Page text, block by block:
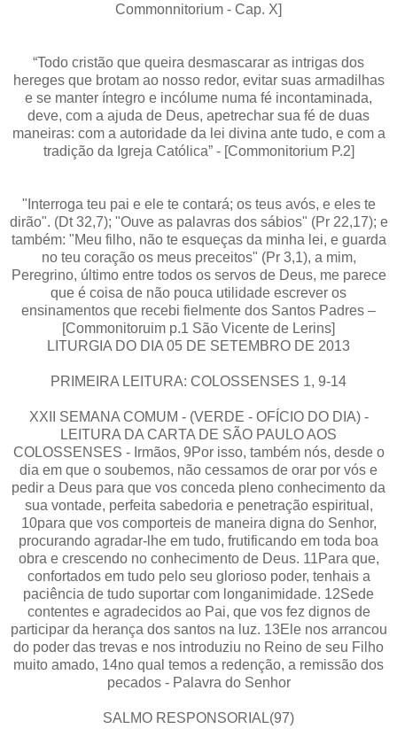
Commonnitorium - Cap. X]
“Todo cristão que queira desmascarar as intrigas dos
hereges que brotam ao nosso redor, evitar suas armadilhas
e se manter íntegro e incólume numa fé incontaminada,
deve, com a ajuda de Deus, apetrechar sua fé de duas
maneiras: com a autoridade da lei divina ante tudo, e com a
tradição da Igreja Católica” - [Commonitorium P.2]
"Interroga teu pai e ele te contará; os teus avós, e eles te
dirão". (Dt 32,7); "Ouve as palavras dos sábios" (Pr 22,17); e
também: "Meu filho, não te esqueças da minha lei, e guarda
no teu coração os meus preceitos" (Pr 3,1), a mim,
Peregrino, último entre todos os servos de Deus, me parece
que é coisa de não pouca utilidade escrever os
ensinamentos que recebi fielmente dos Santos Padres –
[Commonitoruim p.1 São Vicente de Lerins]
LITURGIA DO DIA 05 DE SETEMBRO DE 2013
PRIMEIRA LEITURA: COLOSSENSES 1, 9-14
XXII SEMANA COMUM - (VERDE - OFÍCIO DO DIA) -
LEITURA DA CARTA DE SÃO PAULO AOS
COLOSSENSES - Irmãos, 9Por isso, também nós, desde o
dia em que o soubemos, não cessamos de orar por vós e
pedir a Deus para que vos conceda pleno conhecimento da
sua vontade, perfeita sabedoria e penetração espiritual,
10para que vos comporteis de maneira digna do Senhor,
procurando agradar-lhe em tudo, frutificando em toda boa
obra e crescendo no conhecimento de Deus. 11Para que,
confortados em tudo pelo seu glorioso poder, tenhais a
paciência de tudo suportar com longanimidade. 12Sede
contentes e agradecidos ao Pai, que vos fez dignos de
participar da herança dos santos na luz. 13Ele nos arrancou
do poder das trevas e nos introduziu no Reino de seu Filho
muito amado, 14no qual temos a redenção, a remissão dos
pecados - Palavra do Senhor
SALMO RESPONSORIAL(97)